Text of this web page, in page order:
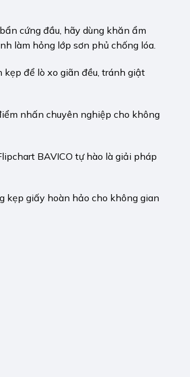
cứng đầu, hãy dùng khăn ẩm
làm hỏng lớp sơn phủ chống lóa.
để lò xo giãn đều, tránh giật
nhấn chuyên nghiệp cho không
BAVICO tự hào là giải pháp
kẹp giấy hoàn hảo cho không gian